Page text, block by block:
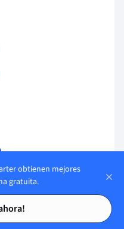
obtienen mejores
gratuita.